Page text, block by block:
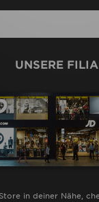
UNSERE
in deiner Nähe,